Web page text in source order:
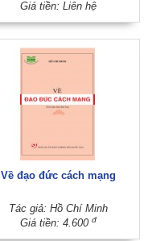
Giá tiền: Liên hệ
Về đạo đức cách mạng
Tác giả: Hồ Chí Minh
Giá tiền: 4.600 đ